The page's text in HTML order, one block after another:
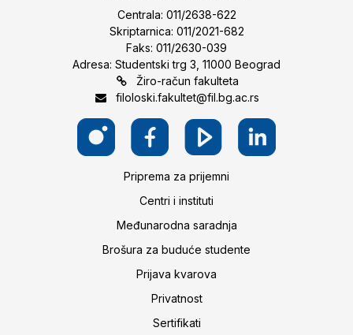
Centrala: 011/2638-622
Skriptarnica: 011/2021-682
Faks: 011/2630-039
Adresa: Studentski trg 3, 11000 Beograd
Žiro-račun fakulteta
filoloski.fakultet@fil.bg.ac.rs
Priprema za prijemni
Centri i instituti
Međunarodna saradnja
Brošura za buduće studente
Prijava kvarova
Privatnost
Sertifikati